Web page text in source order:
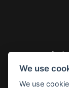
We use
We use